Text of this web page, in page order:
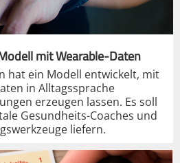
mit Wearable-Daten
hat ein Modell entwickelt, mit
in Alltagssprache
erzeugen lassen. Es soll
Gesundheits-Coaches und
liefern.